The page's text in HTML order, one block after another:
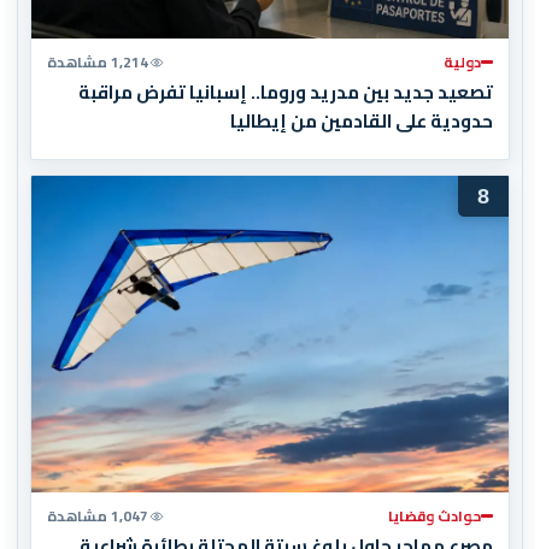
دولية 1,214 مشاهدة
تصعيد جديد بين مدريد وروما.. إسبانيا تفرض مراقبة
حدودية على القادمين من إيطاليا
8
حوادث وقضايا 1,047 مشاهدة